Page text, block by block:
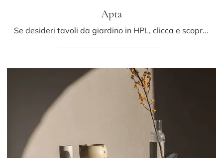
Apta
Se desideri tavoli da giardino in HPL, clicca e scopri di più sul modello Apta del marchio LaPalma.